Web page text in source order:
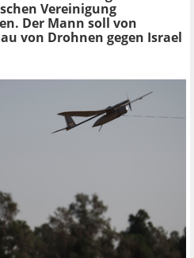
Vereinigung
Der Mann soll von
von Drohnen gegen Israel